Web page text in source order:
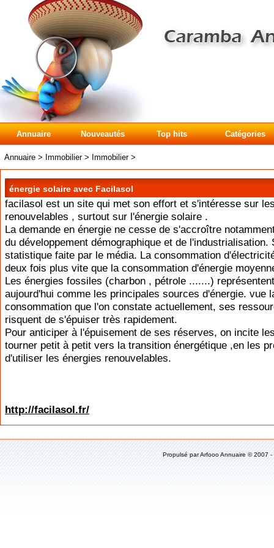
Annuaire Nouveautés Top hits Catégories
Annuaire > Immobilier> Immobilier>
énergie solaire avec Facilasol
facilasol est un site qui met son effort et s'intéresse sur
renouvelables , surtout sur l'énergie solaire .
La demande en énergie ne cesse de s'accroître
du développement démographique et de l'industrialisation.
statistique faite par le média. La consommation
deux fois plus vite que la consommation d'énergie
Les énergies fossiles (charbon , pétrole .......) représentent
aujourd'hui comme les principales sources d'énergie. vue
consommation que l'on constate actuellement, ses
risquent de s'épuiser très rapidement.
Pour anticiper à l'épuisement de ses réserves, on incite
tourner petit à petit vers la transition énergétique ,en les
d'utiliser les énergies renouvelables.
http://facilasol.fr/
Propulsé parArfooo Annuaire © 2007